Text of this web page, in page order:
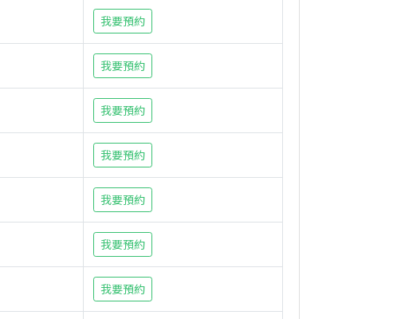
我要預約
我要預約
我要預約
我要預約
我要預約
我要預約
我要預約